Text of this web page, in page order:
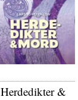
Herdedikter &